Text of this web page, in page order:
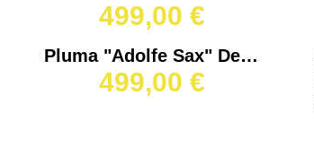
499,00 €
Pluma "Adolfe Sax" Delta 2000
499,00 €